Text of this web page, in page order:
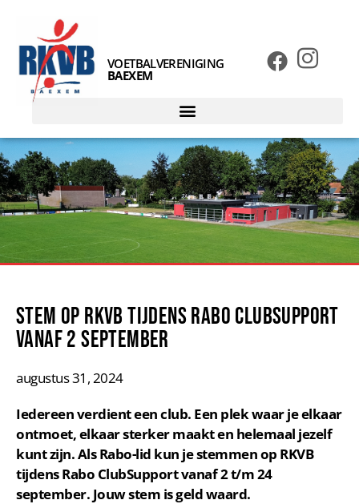
VOETBALVERENIGING
BAEXEM
Stem op RKVB tijdens Rabo ClubSupport
vanaf 2 september
augustus 31, 2024
Iedereen verdient een club. Een plek waar je elkaar
ontmoet, elkaar sterker maakt en helemaal jezelf
kunt zijn. Als Rabo-lid kun je stemmen op RKVB
tijdens Rabo ClubSupport vanaf 2 t/m 24
september. Jouw stem is geld waard.